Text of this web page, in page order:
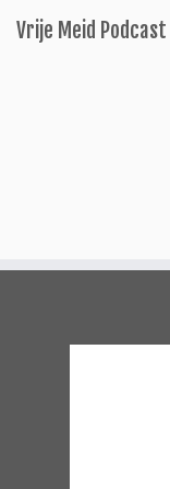
Vrije Meid Podcast